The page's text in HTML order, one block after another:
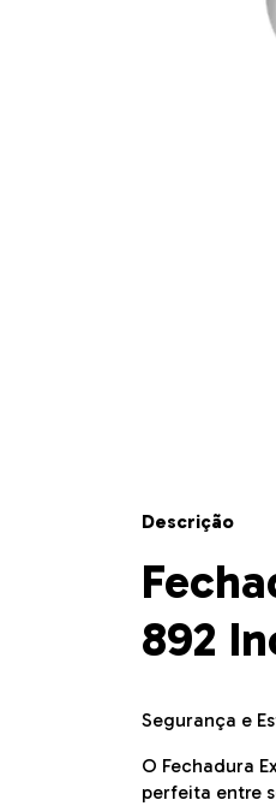
Descrição
892
Segurança e
O Fechadura
perfeita entre